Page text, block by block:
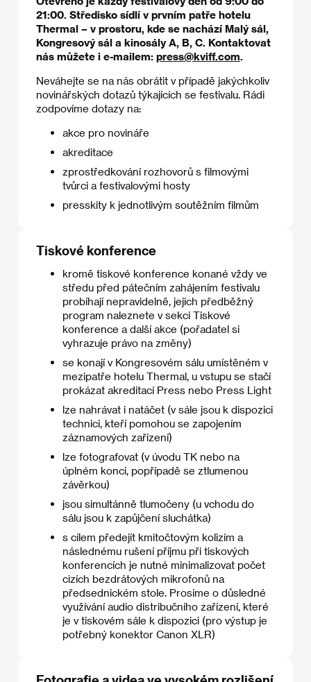
21:00. Středisko sídlí v prvním patře hotelu
Thermal – v prostoru, kde se nachází Malý sál,
Kongresový sál a kinosály A, B, C. Kontaktovat
nás můžete i e-mailem: press@kviff.com.
Neváhejte se na nás obrátit v případě jakýchkoliv
novinářských dotazů týkajících se festivalu. Rádi
zodpovíme dotazy na:
akce pro novináře
akreditace
zprostředkování rozhovorů s filmovými
tvůrci a festivalovými hosty
presskity k jednotlivým soutěžním filmům
Tiskové konference
kromě tiskové konference konané vždy ve
středu před pátečním zahájením festivalu
probíhají nepravidelně, jejich předběžný
program naleznete v sekci Tiskové
konference a další akce (pořadatel si
vyhrazuje právo na změny)
se konají v Kongresovém sálu umístěném v
mezipatře hotelu Thermal, u vstupu se stačí
prokázat akreditací Press nebo Press Light
lze nahrávat i natáčet (v sále jsou k dispozici
technici, kteří pomohou se zapojením
záznamových zařízení)
lze fotografovat (v úvodu TK nebo na
úplném konci, popřípadě se ztlumenou
závěrkou)
jsou simultánně tlumočeny (u vchodu do
sálu jsou k zapůjčení sluchátka)
s cílem předejít kmitočtovým kolizím a
následnému rušení příjmu při tiskových
konferencích je nutné minimalizovat počet
cizích bezdrátových mikrofonů na
předsednickém stole. Prosíme o důsledné
využívání audio distribučního zařízení, které
je v tiskovém sále k dispozici (pro výstup je
potřebný konektor Canon XLR)